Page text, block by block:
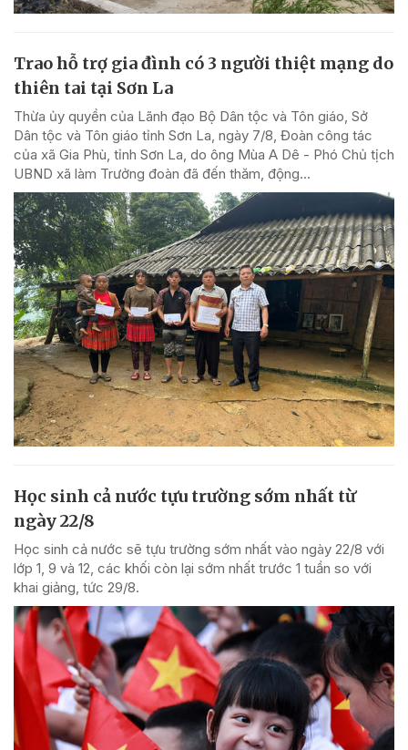
Trao hỗ trợ gia đình có 3 người thiệt mạng do
thiên tai tại Sơn La
Thừa ủy quyền của Lãnh đạo Bộ Dân tộc và Tôn giáo, Sở
Dân tộc và Tôn giáo tỉnh Sơn La, ngày 7/8, Đoàn công tác
của xã Gia Phù, tỉnh Sơn La, do ông Mùa A Dê - Phó Chủ tịch
UBND xã làm Trưởng đoàn đã đến thăm, động...
Học sinh cả nước tựu trường sớm nhất từ
ngày 22/8
Học sinh cả nước sẽ tựu trường sớm nhất vào ngày 22/8 với
lớp 1, 9 và 12, các khối còn lại sớm nhất trước 1 tuần so với
khai giảng, tức 29/8.